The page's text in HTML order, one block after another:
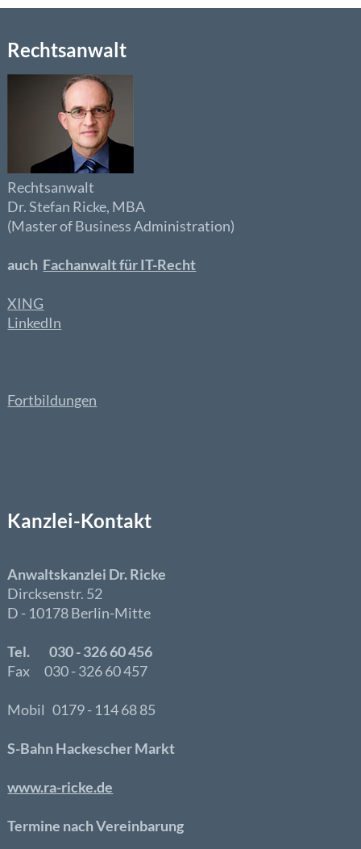
Rechtsanwalt
Rechtsanwalt
Dr. Stefan Ricke, MBA
(Master of Business Administration)
auch Fachanwalt für IT-Recht
XING
LinkedIn
Fortbildungen
Kanzlei-Kontakt
Anwaltskanzlei Dr. Ricke
Dircksenstr. 52
D - 10178 Berlin-Mitte
Tel. 030 - 326 60 456
Fax 030 - 326 60 457
Mobil 0179 - 114 68 85
S-Bahn Hackescher Markt
www.ra-ricke.de
Termine nach Vereinbarung